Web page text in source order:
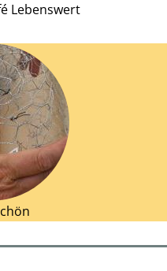
Lebenswert